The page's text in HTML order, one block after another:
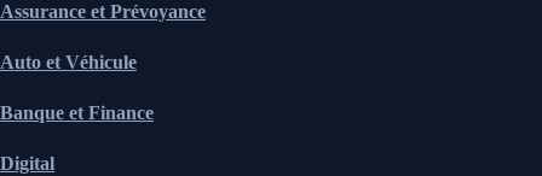
Assurance et Prévoyance
Auto et Véhicule
Banque et Finance
Digital